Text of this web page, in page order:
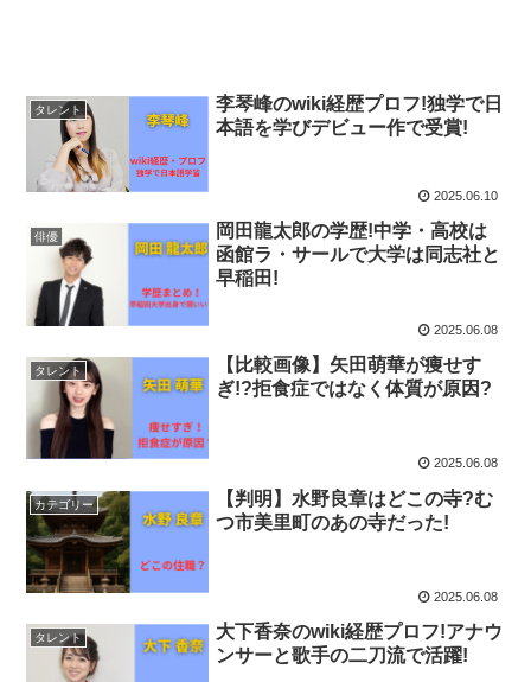
タレント
李琴峰のwiki経歴プロフ!独学で日
本語を学びデビュー作で受賞!
2025.06.10
俳優
岡田龍太郎の学歴!中学・高校は
函館ラ・サールで大学は同志社と
早稲田!
2025.06.08
タレント
【比較画像】矢田萌華が痩せす
ぎ!?拒食症ではなく体質が原因?
2025.06.08
カテゴリー
【判明】水野良章はどこの寺?む
つ市美里町のあの寺だった!
2025.06.08
タレント
大下香奈のwiki経歴プロフ!アナウ
ンサーと歌手の二刀流で活躍!